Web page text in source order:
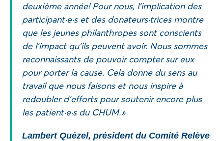
deuxième année! Pour nous, l’implication des
participant·e·s et des donateurs·trices montre
que les jeunes philanthropes sont conscients
de l’impact qu’ils peuvent avoir. Nous sommes
reconnaissants de pouvoir compter sur eux
pour porter la cause. Cela donne du sens au
travail que nous faisons et nous inspire à
redoubler d’efforts pour soutenir encore plus
les patient·e·s du CHUM. »
Lambert Quézel, président du Comité Relève